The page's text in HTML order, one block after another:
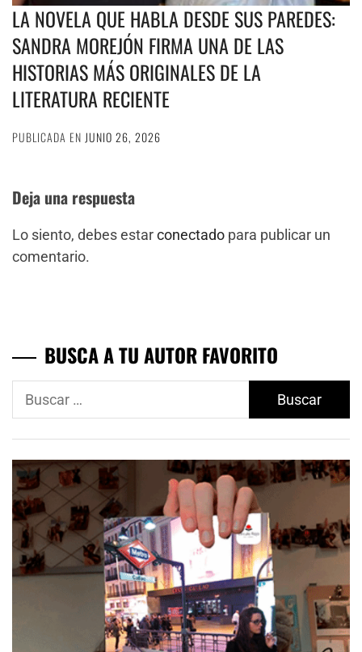
LA NOVELA QUE HABLA DESDE SUS PAREDES:
SANDRA MOREJÓN FIRMA UNA DE LAS
HISTORIAS MÁS ORIGINALES DE LA
LITERATURA RECIENTE
PUBLICADA EN JUNIO 26, 2026
Deja una respuesta
Lo siento, debes estarconectado para publicar un
comentario.
BUSCA A TU AUTOR FAVORITO
Buscar: